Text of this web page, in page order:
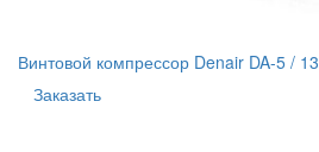
Винтовой компрессор Denair DA-5 / 13
Заказать